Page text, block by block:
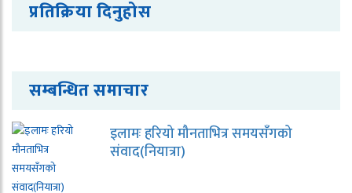
प्रतिक्रिया दिनुहोस
सम्बन्धित समाचार
इलामः हरियो मौनताभित्र समयसँगको
संवाद(नियात्रा)